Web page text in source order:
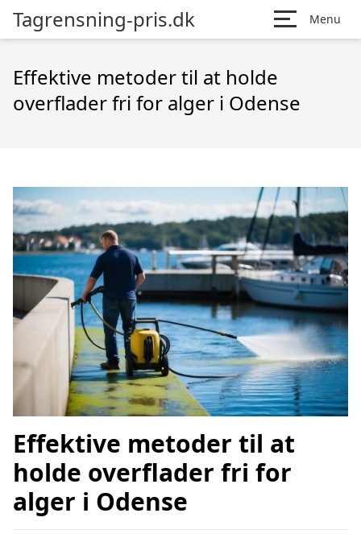
Tagrensning-pris.dk Menu
Effektive metoder til at holde
overflader fri for alger i Odense
Effektive metoder til at
holde overflader fri for
alger i Odense